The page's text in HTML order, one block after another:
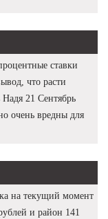
ставки
что расти
21 Сентябрь
очень вредны для
на текущий момент
и район 141